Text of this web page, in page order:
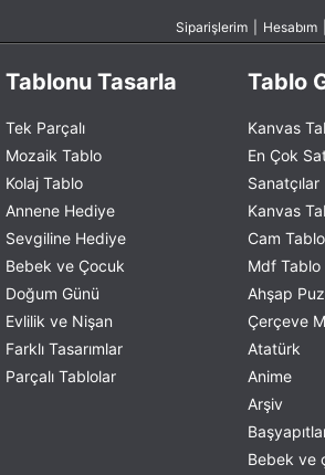
Siparişlerim Hesabım
Tablonu Tasarla
Tek Parçalı
Mozaik Tablo
Kolaj Tablo
Annene Hediye
Sevgiline Hediye
Bebek ve Çocuk
Doğum Günü
Evlilik ve Nişan
Farklı Tasarımlar
Parçalı Tablolar
Tablo
Kanvas
En Çok
Sanatçılar
Kanvas
Cam
Mdf Tablo
Ahşap
Çerçeve
Atatürk
Anime
Arşiv
Bebek ve